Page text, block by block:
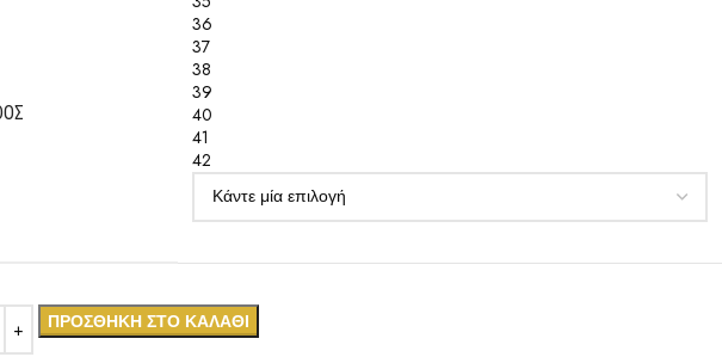
36
37
38
39
40
41
42
ΠΡΟΣΘΉΚΗ ΣΤΟ ΚΑΛΆΘΙ